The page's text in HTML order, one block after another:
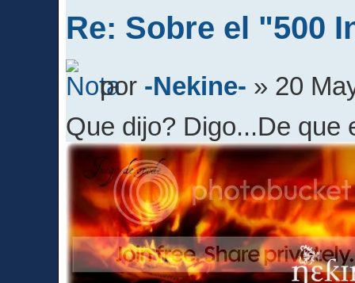
Re: Sobre el "500
por -Nekine- » 20
Que dijo? Digo...De que